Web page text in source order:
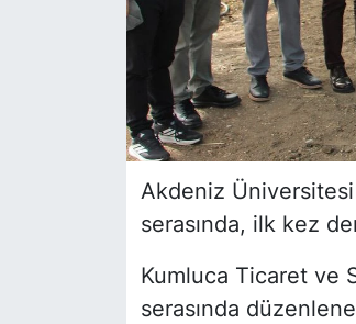
Akdeniz
serasında, ilk kez
Kumluca Ticaret ve
serasında